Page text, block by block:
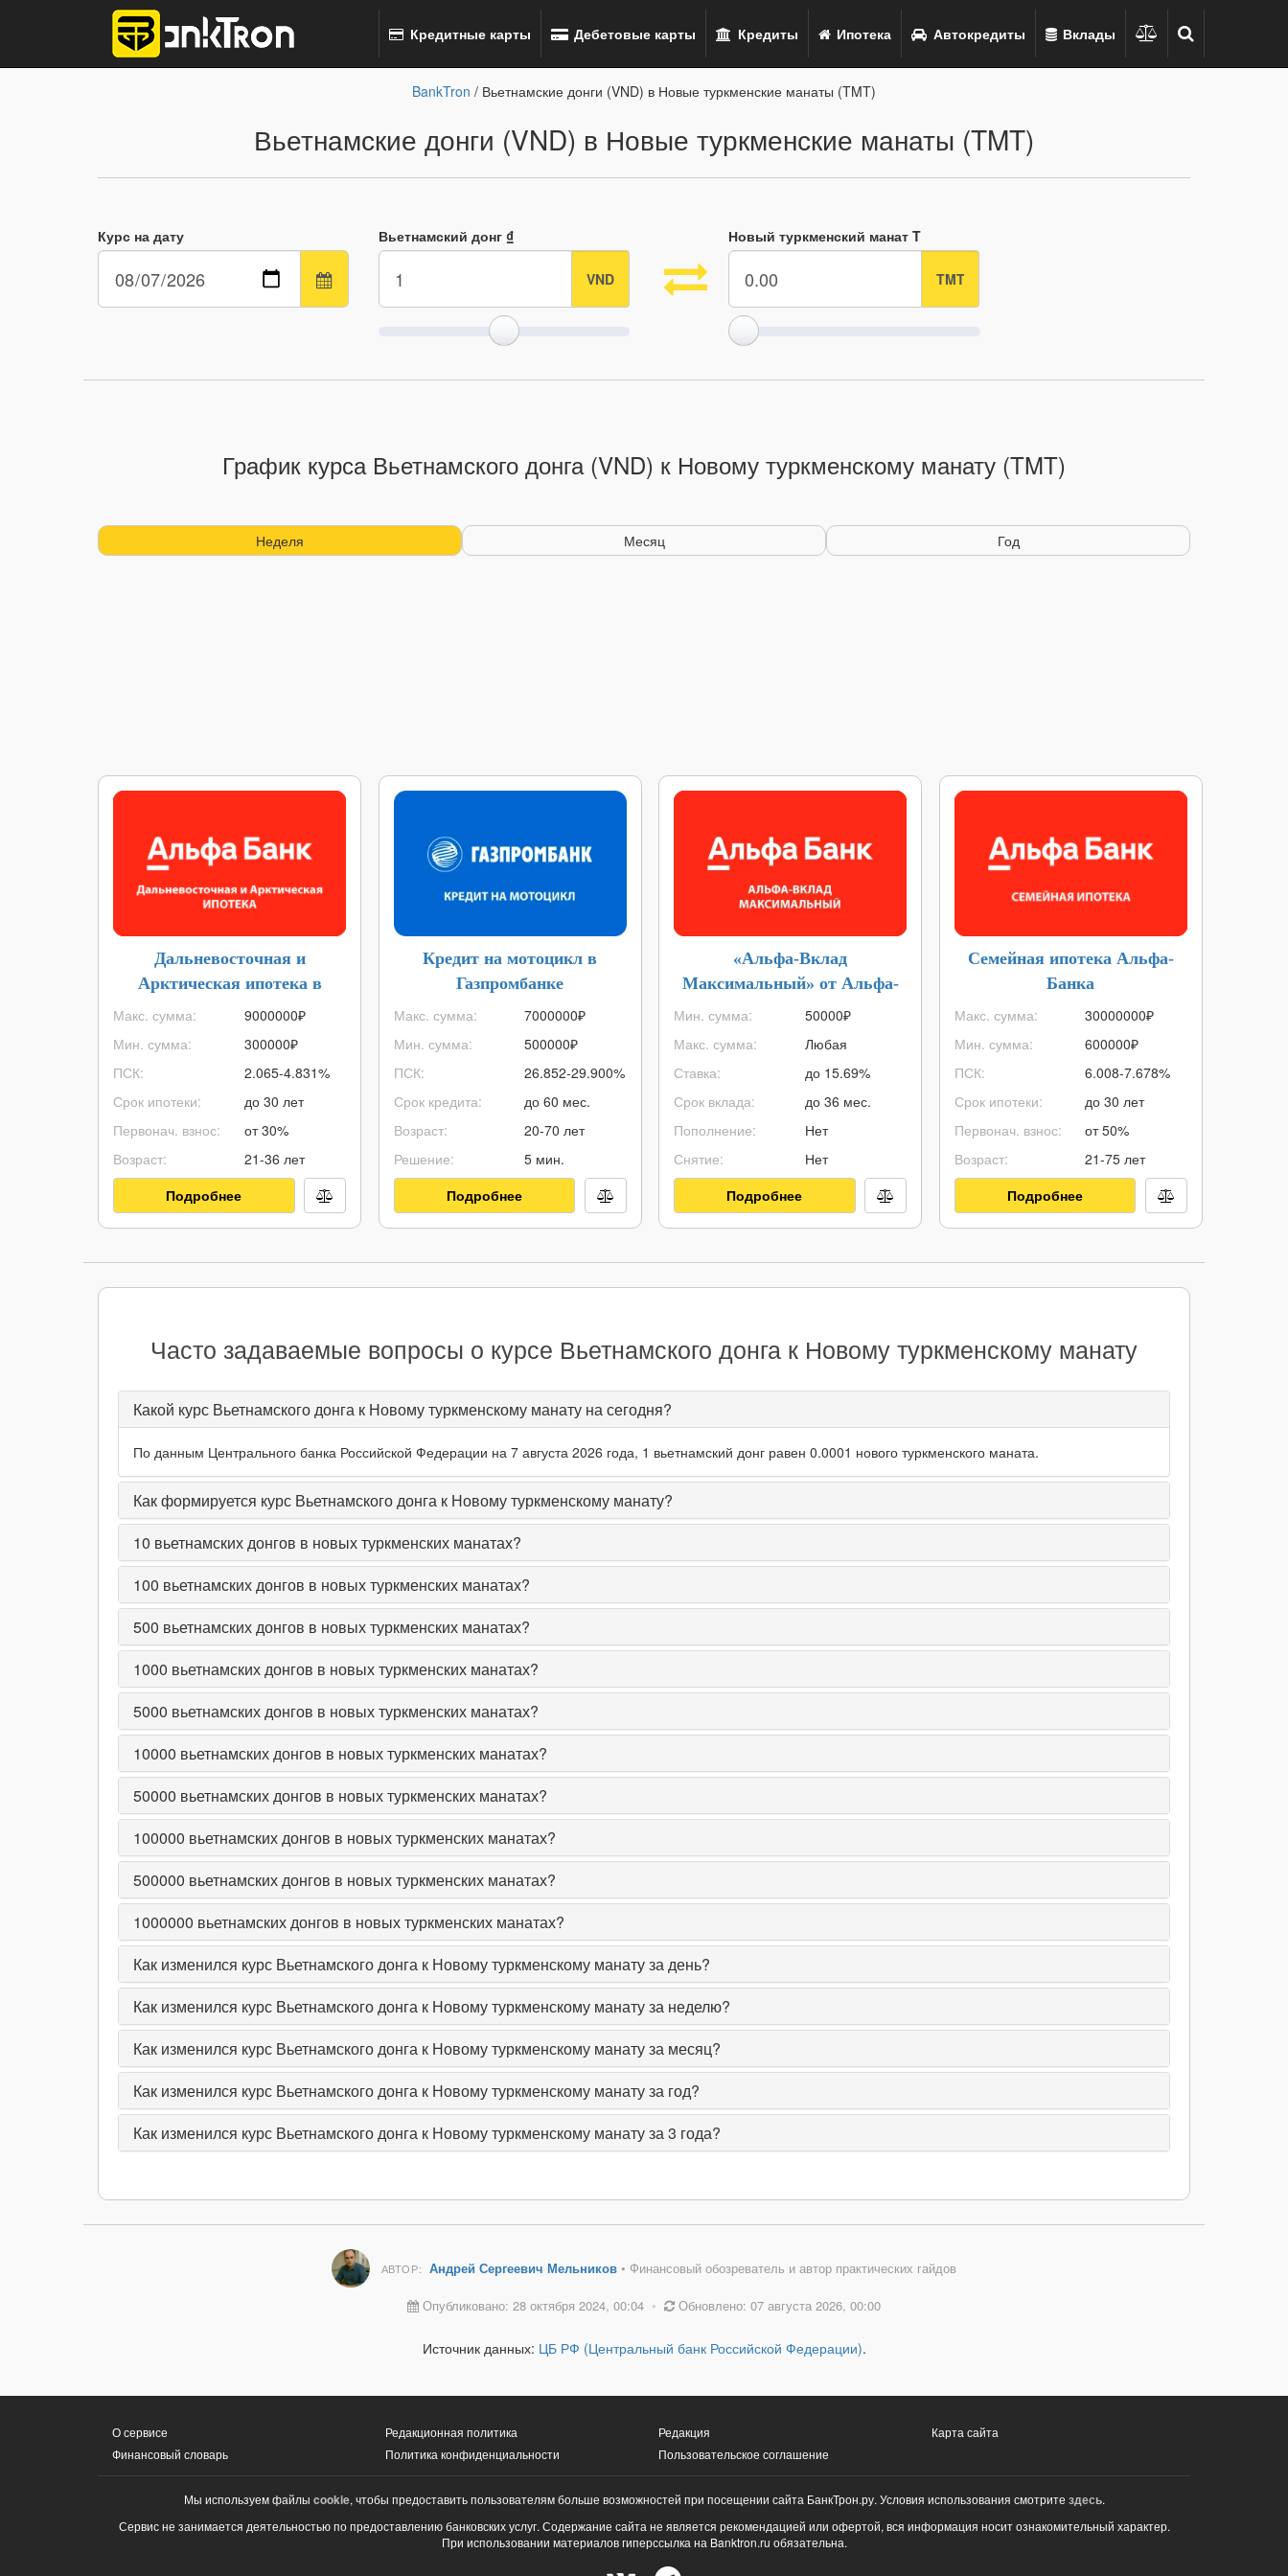
Кредитные карты Дебетовые карты Кредиты Ипотека Автокредиты Вклады
BankTron / Вьетнамские донги (VND) в Новые туркменские манаты (TMT)
Вьетнамские донги (VND) в Новые туркменские манаты (TMT)
Курс на дату Вьетнамский донг ₫ Новый туркменский манат T
График курса Вьетнамского донга (VND) к Новому туркменскому манату (TMT)
Неделя Месяц Год
Дальневосточная и
Арктическая ипотека в
Альфа-Банке
Макс. сумма:
Мин. сумма:
ПСК:
Срок ипотеки:
Первонач. взнос:
Возраст:
9000000₽
300000₽
2.065-4.831%
до 30 лет
от 30%
21-36 лет
Подробнее
Кредит на мотоцикл в
Газпромбанке
Макс. сумма:
Мин. сумма:
ПСК:
Срок кредита:
Возраст:
Решение:
7000000₽
500000₽
26.852-29.900%
до 60 мес.
20-70 лет
5 мин.
Подробнее
«Альфа-Вклад
Максимальный» от Альфа-
Банка
Мин. сумма:
Макс. сумма:
Ставка:
Срок вклада:
Пополнение:
Снятие:
50000₽
Любая
до 15.69%
до 36 мес.
Нет
Нет
Подробнее
Семейная ипотека Альфа-
Банка
Макс. сумма:
Мин. сумма:
ПСК:
Срок ипотеки:
Первонач. взнос:
Возраст:
30000000₽
600000₽
6.008-7.678%
до 30 лет
от 50%
21-75 лет
Подробнее
Часто задаваемые вопросы о курсе Вьетнамского донга к Новому туркменскому манату
Какой курс Вьетнамского донга к Новому туркменскому манату на сегодня?
По данным Центрального банка Российской Федерации на 7 августа 2026 года, 1 вьетнамский донг равен 0.0001 нового туркменского маната.
Как формируется курс Вьетнамского донга к Новому туркменскому манату?
10 вьетнамских донгов в новых туркменских манатах?
100 вьетнамских донгов в новых туркменских манатах?
500 вьетнамских донгов в новых туркменских манатах?
1000 вьетнамских донгов в новых туркменских манатах?
5000 вьетнамских донгов в новых туркменских манатах?
10000 вьетнамских донгов в новых туркменских манатах?
50000 вьетнамских донгов в новых туркменских манатах?
100000 вьетнамских донгов в новых туркменских манатах?
500000 вьетнамских донгов в новых туркменских манатах?
1000000 вьетнамских донгов в новых туркменских манатах?
Как изменился курс Вьетнамского донга к Новому туркменскому манату за день?
Как изменился курс Вьетнамского донга к Новому туркменскому манату за неделю?
Как изменился курс Вьетнамского донга к Новому туркменскому манату за месяц?
Как изменился курс Вьетнамского донга к Новому туркменскому манату за год?
Как изменился курс Вьетнамского донга к Новому туркменскому манату за 3 года?
АВТОР: Андрей Сергеевич Мельников• Финансовый обозреватель и автор практических гайдов
Опубликовано: 28 октября 2024, 00:04 • Обновлено: 07 августа 2026, 00:00
Источник данных: ЦБ РФ (Центральный банк Российской Федерации).
О сервисе
Финансовый словарь
Редакционная политика
Политика конфиденциальности
Редакция
Пользовательское соглашение
Карта сайта
Мы используем файлы cookie, чтобы предоставить пользователям больше возможностей при посещении сайта БанкТрон.ру. Условия использования смотрите здесь.
Сервис не занимается деятельностью по предоставлению банковских услуг. Содержание сайта не является рекомендацией или офертой, вся информация носит ознакомительный характер.
При использовании материалов гиперссылка на Banktron.ru обязательна.